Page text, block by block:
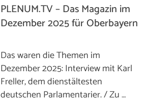
PLENUM.TV – Das Magazin im
Dezember 2025 für Oberbayern
Das waren die Themen im
Dezember 2025: Interview mit Karl
Freller, dem dienstältesten
deutschen Parlamentarier. / Zu …